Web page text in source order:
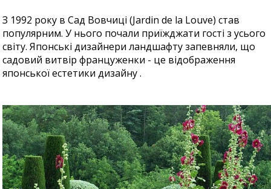
З 1992 року в Сад Вовчиці (Jardin de la Louve) став
популярним. У нього почали приїжджати гості з усього
світу. Японські дизайнери ландшафту запевняли, що
садовий витвір француженки - це відображення
японської естетики дизайну .